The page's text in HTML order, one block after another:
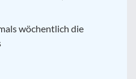
wöchentlich die